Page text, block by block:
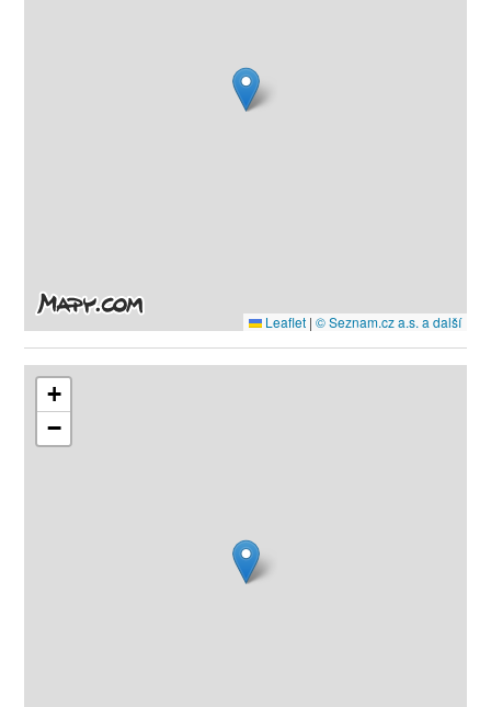
Leaflet | © Seznam.cz a.s. a další
+
−